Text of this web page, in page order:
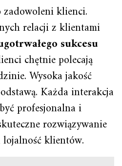
zadowoleni klienci.
relacji z klientami
sukcesu
chętnie polecają
Wysoka jakość
Każda interakcja
profesjonalna i
rozwiązywanie
klientów.